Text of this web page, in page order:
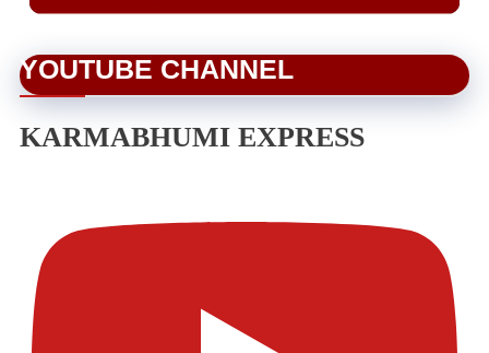
YOUTUBE CHANNEL
KARMABHUMI EXPRESS